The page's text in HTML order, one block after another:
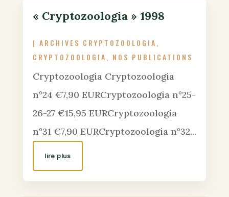
« Cryptozoologia » 1998
| ARCHIVES CRYPTOZOOLOGIA,
CRYPTOZOOLOGIA, NOS PUBLICATIONS
Cryptozoologia Cryptozoologia
n°24 €7,90 EURCryptozoologia n°25-
26-27 €15,95 EURCryptozoologia
n°31 €7,90 EURCryptozoologia n°32...
lire plus